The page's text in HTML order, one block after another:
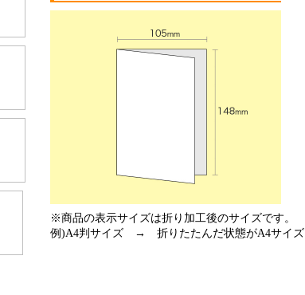
※商品の表示サイズは折り加工後のサイズです。
例)A4判サイズ → 折りたたんだ状態がA4サイ